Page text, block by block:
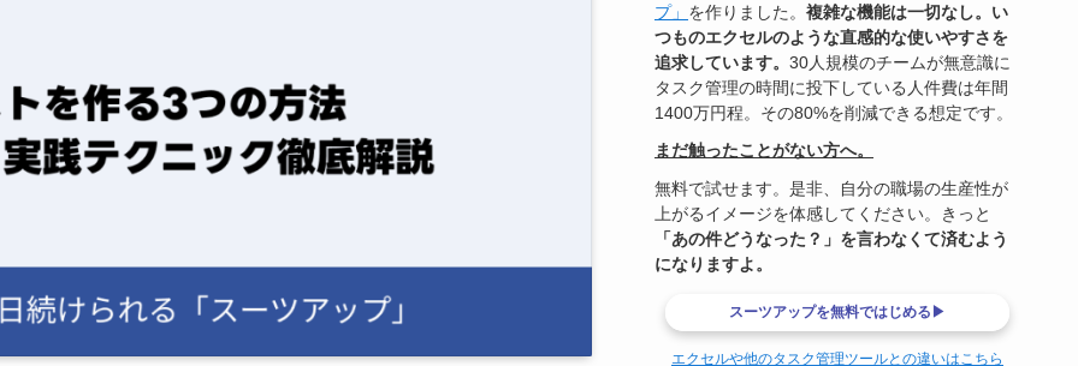
プ」 を作りました。 複雑な機能は一切なし。い
つものエクセルのような直感的な使いやすさを
追求しています。 30人規模のチームが無意識に
タスク管理の時間に投下している人件費は年間
1400万円程。その80%を削減できる想定です。
まだ触ったことがない方へ。
無料で試せます。是非、自分の職場の生産性が
上がるイメージを体感してください。きっと
「あの件どうなった？」を言わなくて済むよう
になりますよ。
スーツアップを無料ではじめる▶
エクセルや他のタスク管理ツールとの違いはこちら